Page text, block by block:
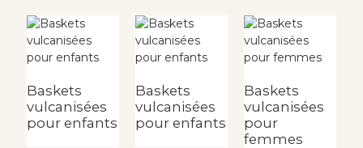
Baskets
vulcanisées
pour enfants
Baskets
vulcanisées
pour enfants
Baskets
vulcanisées
pour
femmes